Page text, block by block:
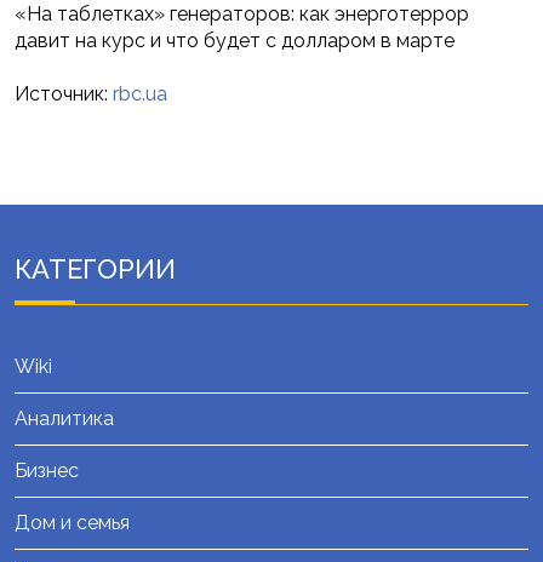
«На таблетках» генераторов: как энерготеррор
давит на курс и что будет с долларом в марте
Источник: rbc.ua
КАТЕГОРИИ
Wiki
Аналитика
Бизнес
Дом и семья